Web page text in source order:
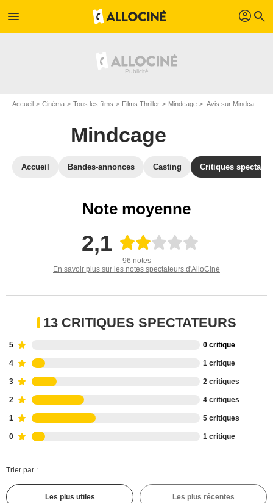
menu profil search
Accueil Cinéma Tous les films Films Thriller Mindcage Avis sur Mindcage
Mindcage
Accueil Bandes-annonces Casting Critiques
Note moyenne
2,1
96 notes
En savoir plus sur les notes spectateurs d'AlloCiné
13 CRITIQUES SPECTATEURS
5 0 critique
4 1 critique
3 2 critiques
2 4 critiques
1 5 critiques
0 1 critique
Trier par :
Les plus utiles Les plus récentes